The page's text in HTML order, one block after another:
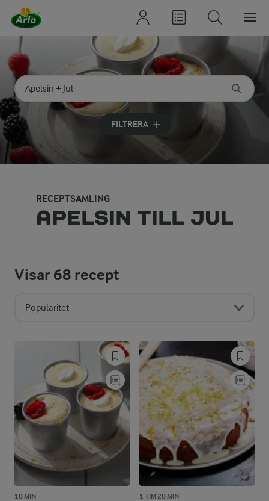
Sök på kategori eller ingrediens
Skriv in sökord för att få förslag
FILTRERA
RECEPTSAMLING
APELSIN TILL JUL
Visar68 recept
Popularitet
10 MIN 1 TIM 20 MIN